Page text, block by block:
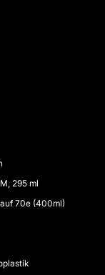
295 ml
70e (400ml)